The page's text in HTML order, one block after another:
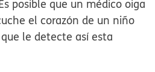
posible que un médico oiga
el corazón de un niño
le detecte así esta